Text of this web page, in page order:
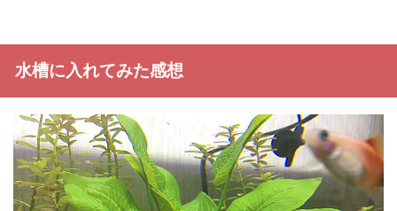
水槽に入れてみた感想